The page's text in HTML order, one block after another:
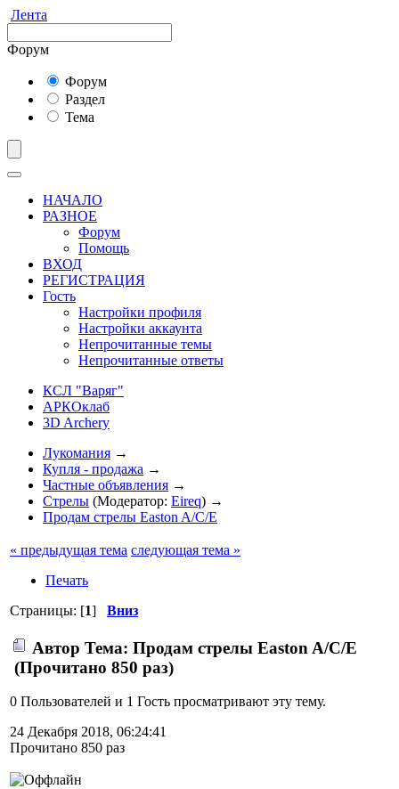
Лента
Форум
Форум
Раздел
Тема
НАЧАЛО
РАЗНОЕ
Форум
Помощь
ВХОД
РЕГИСТРАЦИЯ
Гость
Настройки профиля
Настройки аккаунта
Непрочитанные темы
Непрочитанные ответы
КСЛ "Варяг"
АРКОклаб
3D Archery
Лукомания →
Купля - продажа →
Частные объявления →
Стрелы (Модератор: Eireq) →
Продам стрелы Easton A/C/E
« предыдущая тема следующая тема »
Печать
Страницы: [1] Вниз
Автор Тема: Продам стрелы Easton A/C/E
(Прочитано 850 раз)
0 Пользователей и 1 Гость просматривают эту тему.
24 Декабря 2018, 06:24:41
Прочитано 850 раз